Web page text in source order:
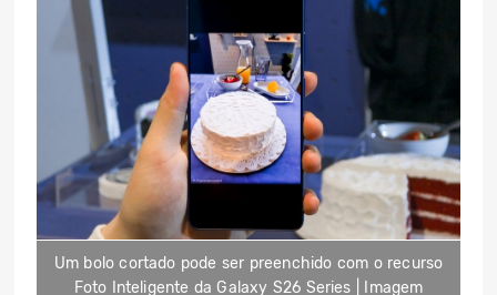
Um bolo cortado pode ser preenchido com o recurso
Foto Inteligente da Galaxy S26 Series | Imagem